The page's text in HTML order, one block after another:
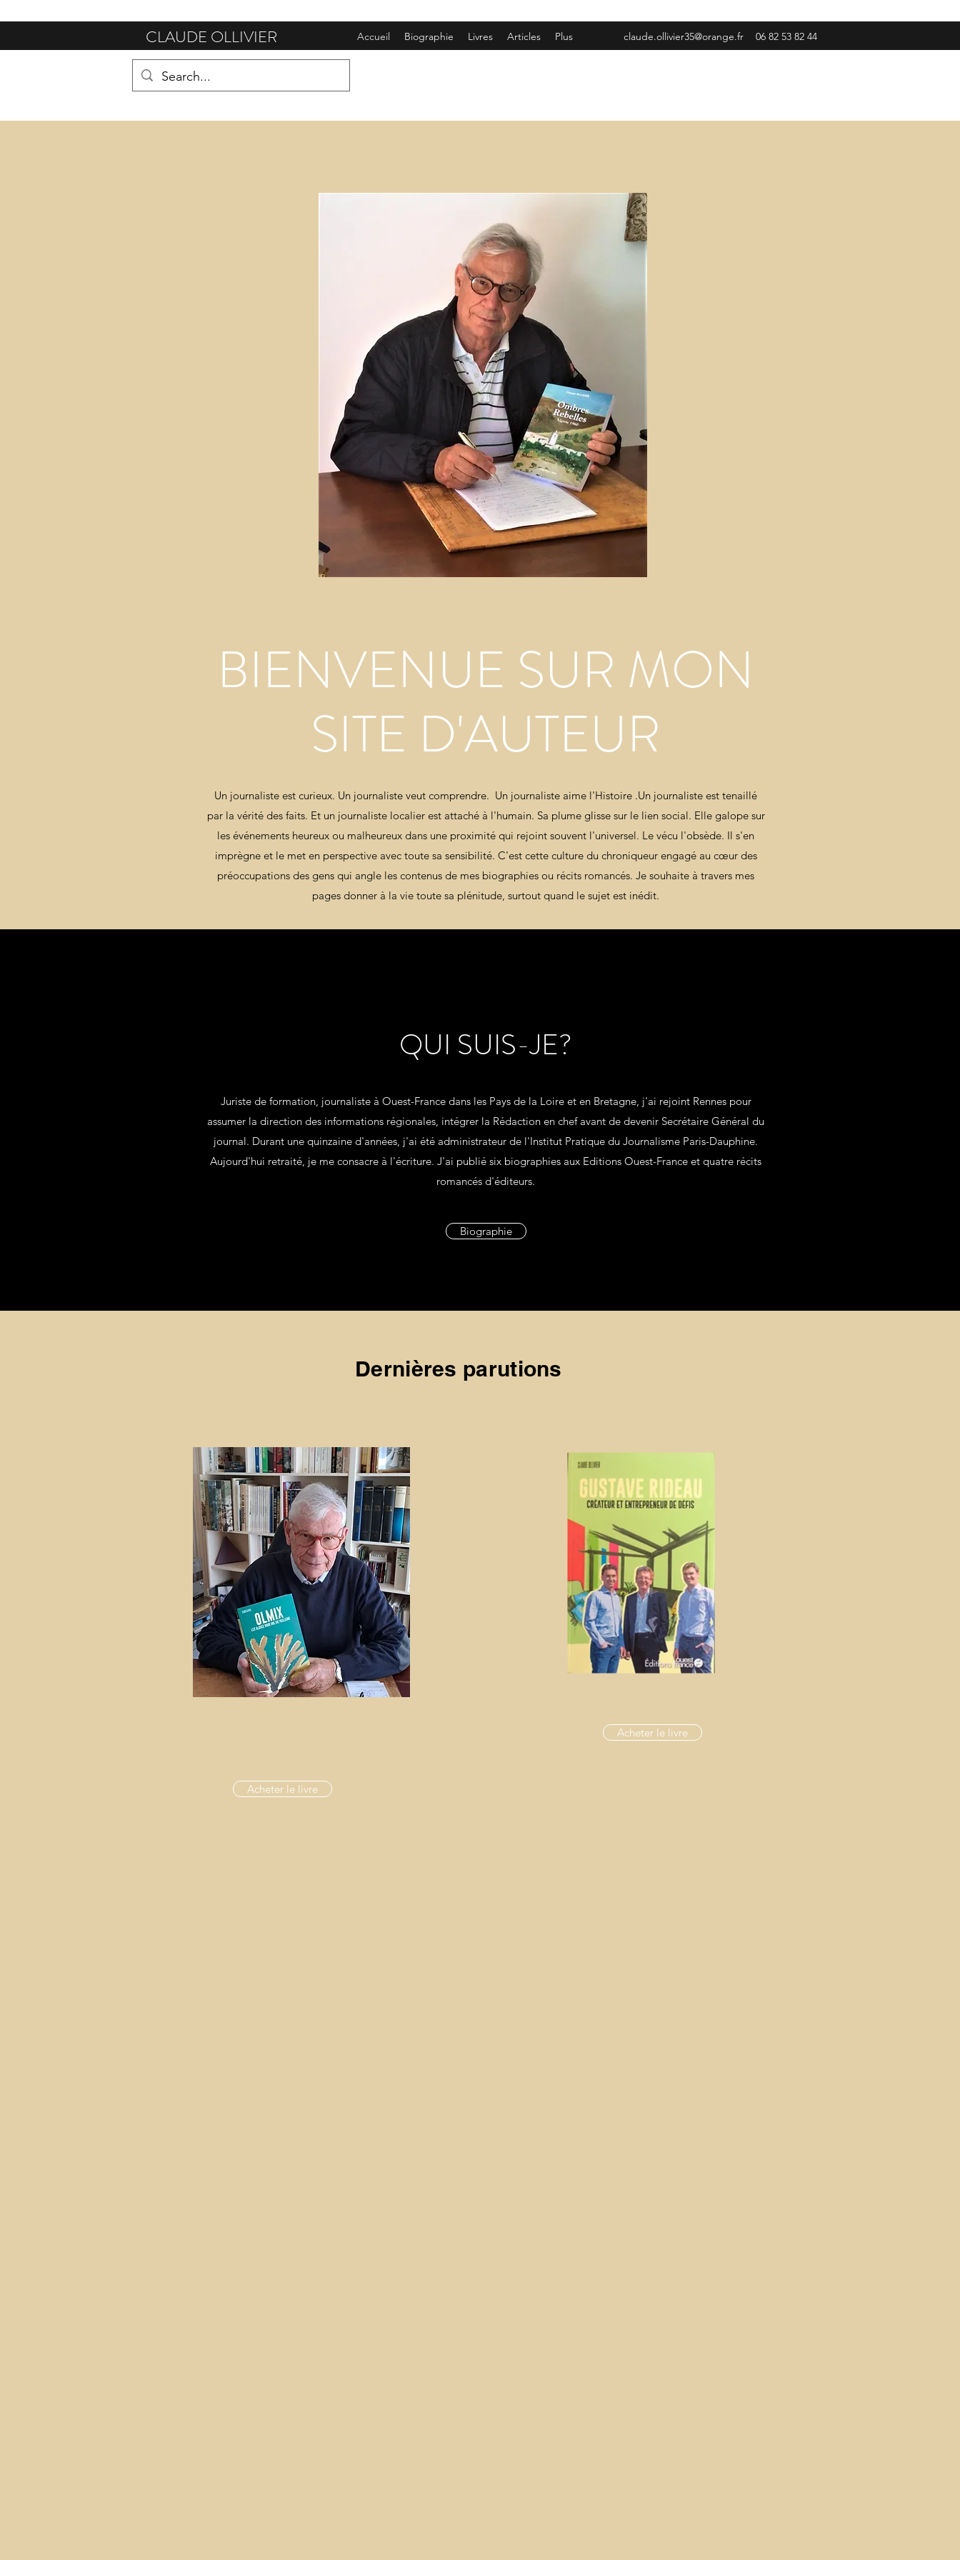
CLAUDE OLLIVIER Accueil Biographie Livres Articles Plus claude.ollivier35@orange.fr 06 82 53 82 44
BIENVENUE SUR MON
SITE D'AUTEUR
Un journaliste est curieux. Un journaliste veut comprendre. Un journaliste aime l'Histoire .Un journaliste est tenaillé
par la vérité des faits. Et un journaliste localier est attaché à l'humain. Sa plume glisse sur le lien social. Elle galope sur
les événements heureux ou malheureux dans une proximité qui rejoint souvent l'universel. Le vécu l'obsède. Il s'en
imprègne et le met en perspective avec toute sa sensibilité. C'est cette culture du chroniqueur engagé au cœur des
préoccupations des gens qui angle les contenus de mes biographies ou récits romancés. Je souhaite à travers mes
pages donner à la vie toute sa plénitude, surtout quand le sujet est inédit.
QUI SUIS-JE?
Juriste de formation, journaliste à Ouest-France dans les Pays de la Loire et en Bretagne, j'ai rejoint Rennes pour
assumer la direction des informations régionales, intégrer la Rédaction en chef avant de devenir Secrétaire Général du
journal. Durant une quinzaine d'années, j'ai été administrateur de l'Institut Pratique du Journalisme Paris-Dauphine.
Aujourd'hui retraité, je me consacre à l'écriture. J'ai publié six biographies aux Editions Ouest-France et quatre récits
romancés d'éditeurs.
Biographie
Dernières parutions
Acheter le livre
Acheter le livre